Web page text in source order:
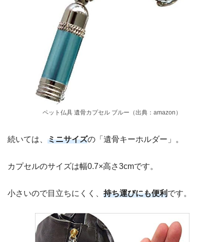
ペット仏具 遺骨カプセル ブルー（出典：amazon）
続いては、 ミニサイズの「遺骨キーホルダー」。
カプセルのサイズは幅0.7×高さ3cmです。
小さいので目立ちにくく、 持ち運びにも便利です。